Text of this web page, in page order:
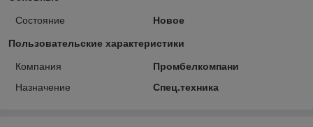
Состояние Новое
Пользовательские характеристики
Компания
Промбелкомпани
Назначение
Спец.техника